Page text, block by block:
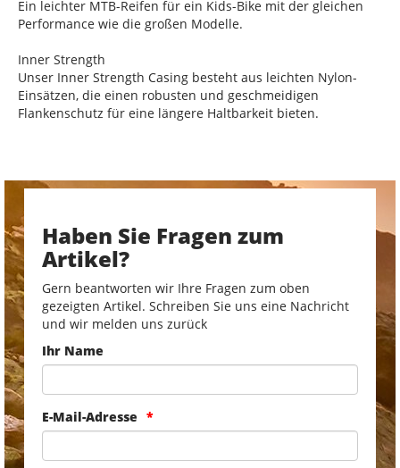
Ein leichter MTB-Reifen für ein Kids-Bike mit der gleichen
Performance wie die großen Modelle.
Inner Strength
Unser Inner Strength Casing besteht aus leichten Nylon-
Einsätzen, die einen robusten und geschmeidigen
Flankenschutz für eine längere Haltbarkeit bieten.
Haben Sie Fragen zum
Artikel?
Gern beantworten wir Ihre Fragen zum oben
gezeigten Artikel. Schreiben Sie uns eine Nachricht
und wir melden uns zurück
Ihr Name
E-Mail-Adresse